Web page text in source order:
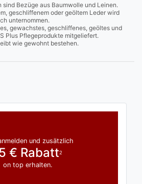
sind Bezüge aus Baumwolle und Leinen.
geschliffenem oder geöltem Leder wird
unternommen.
gewachstes, geschliffenes, geöltes und
Plus Pflegeprodukte mitgeliefert.
wie gewohnt bestehen.
und zusätzlich
€ Rabatt2
on top erhalten.